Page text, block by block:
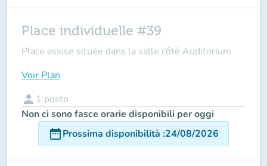
Place individuelle #39
Place assise située dans la salle côté Auditorium
Voir Plan
person 1 posto
Non ci sono fasce orarie disponibili per oggi
date_rangeProssima disponibilità :24/08/2026